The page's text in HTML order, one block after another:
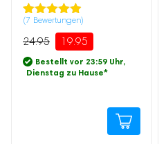
Bewertet
mit 4.86
von 5,
basierend
auf
7
Kundenbewertung
(7 Bewertungen)
24.95 19.95
Bestellt vor 23:59 Uhr,
Dienstag zu Hause*